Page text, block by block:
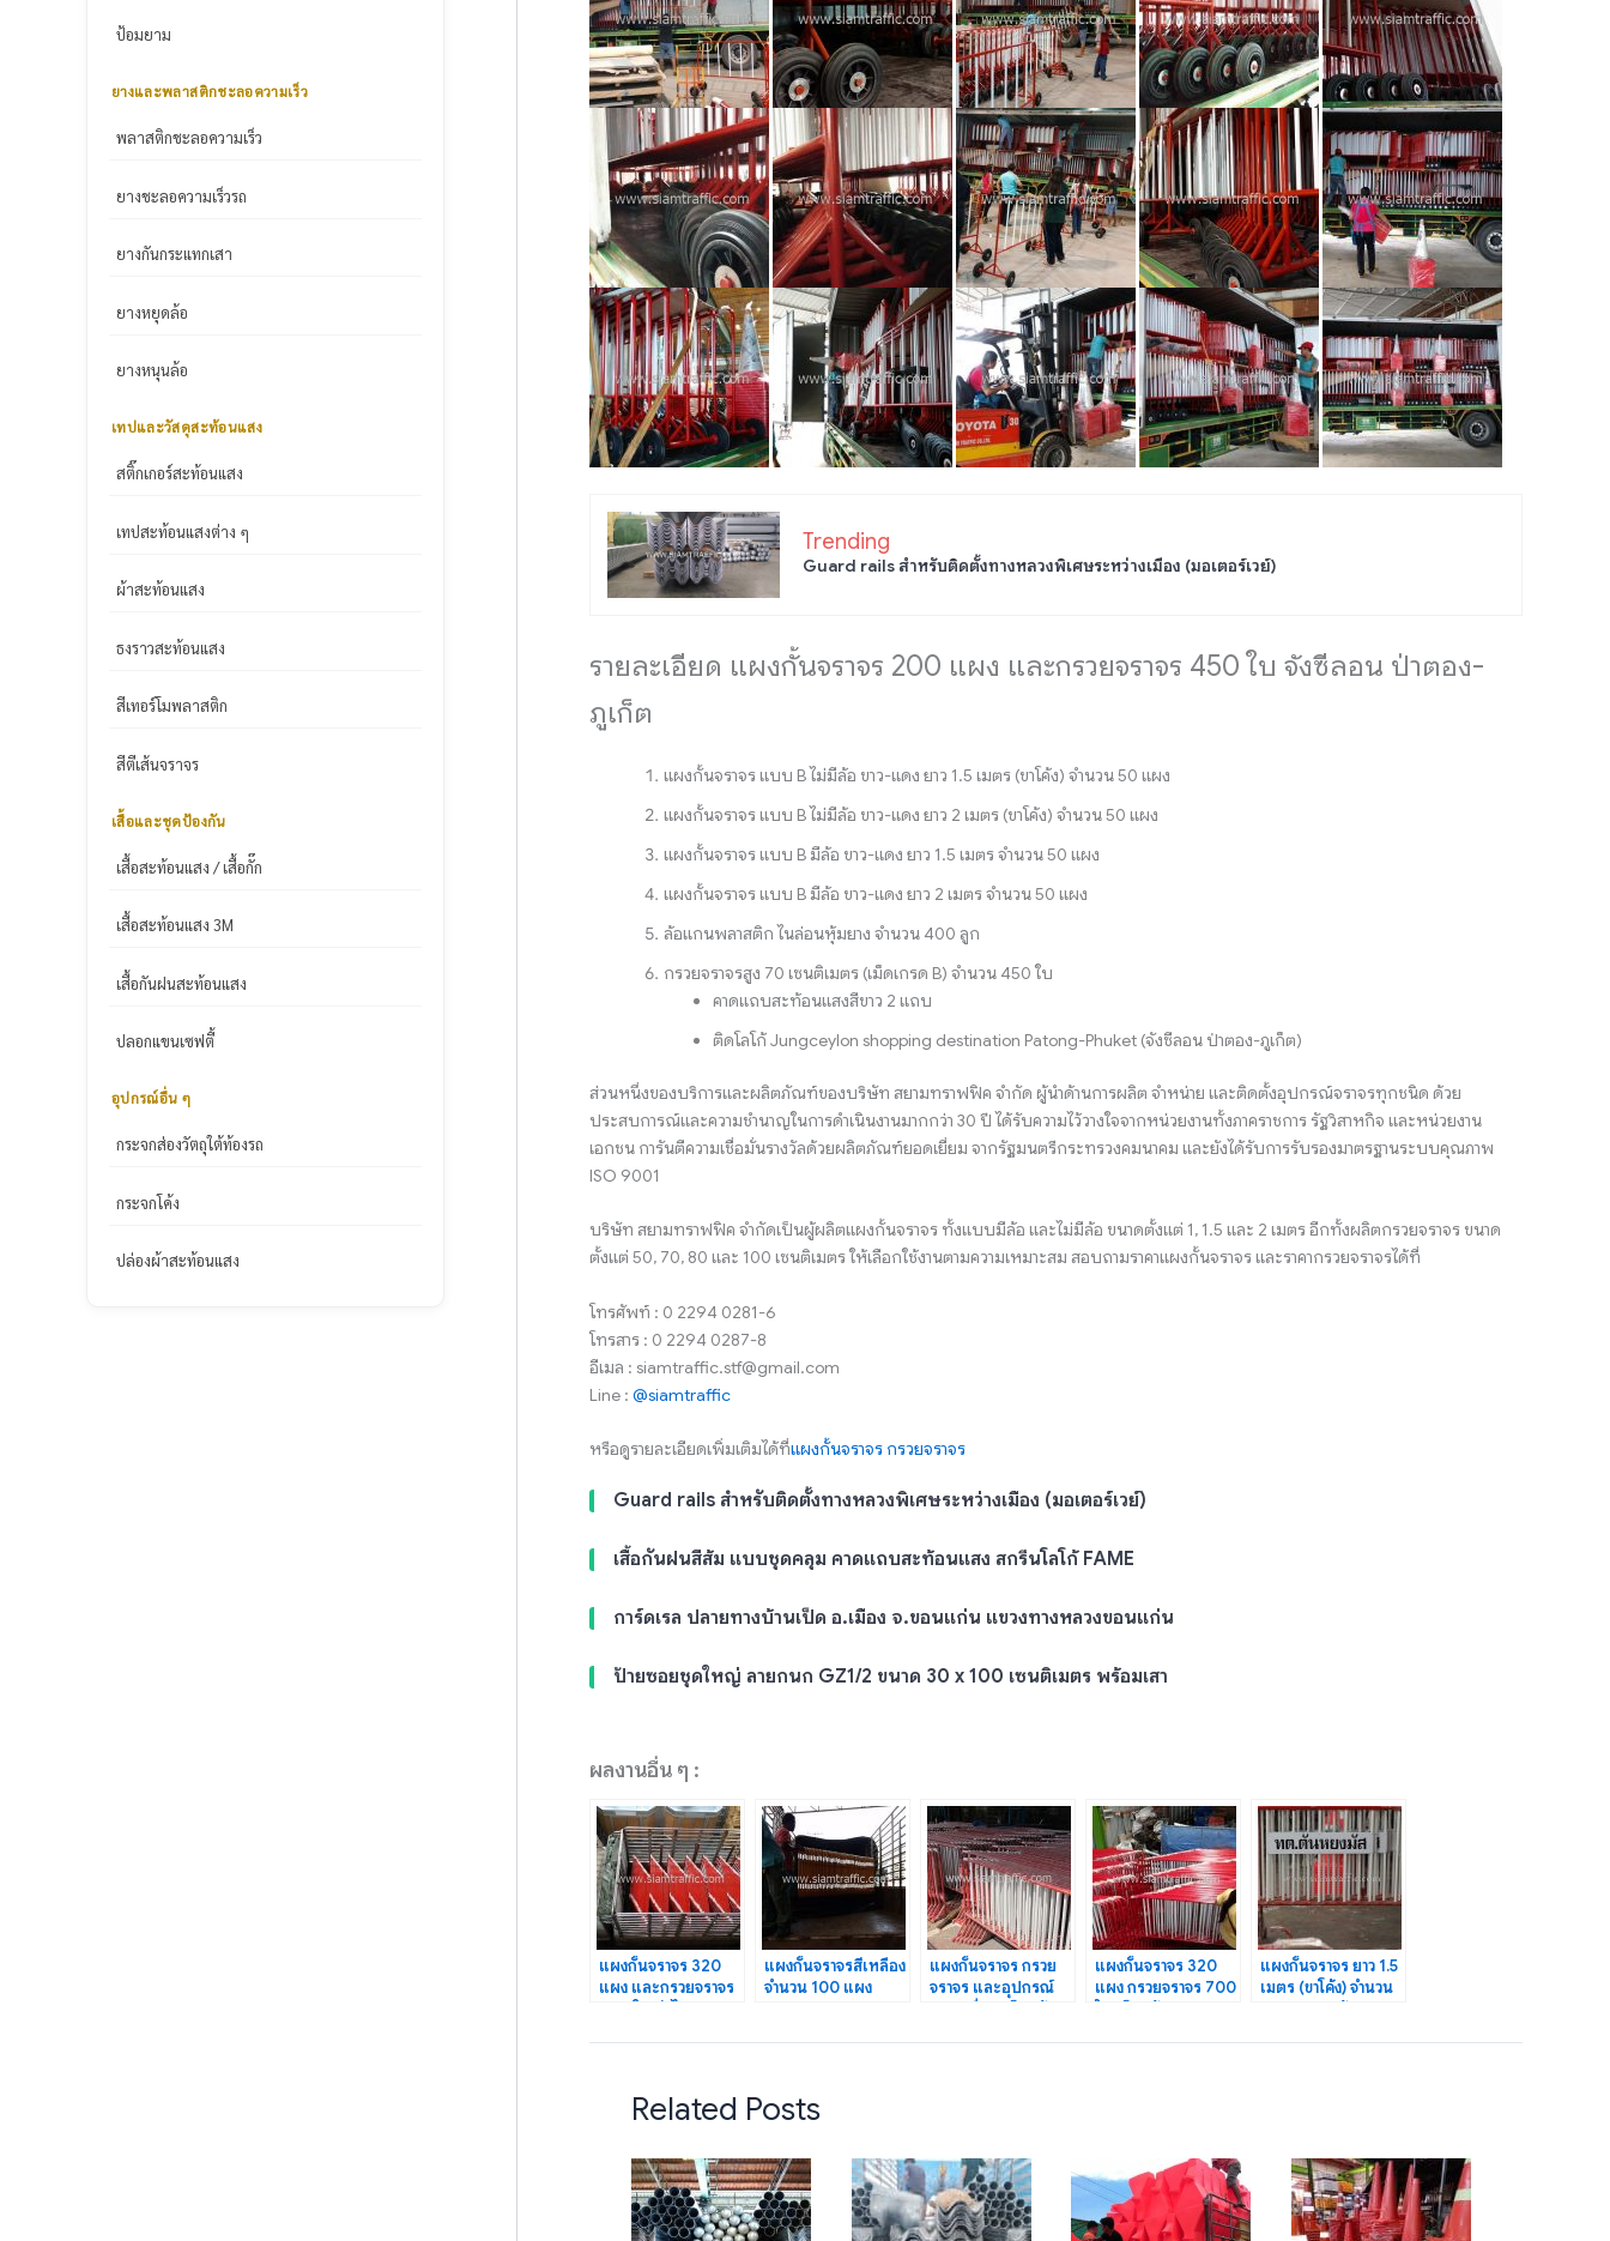
ป้อมยาม
ยางและพลาสติกชะลอความเร็ว
พลาสติกชะลอความเร็ว
ยางชะลอความเร็วรถ
ยางกันกระแทกเสา
ยางหยุดล้อ
ยางหนุนล้อ
เทปและวัสดุสะท้อนแสง
สติ๊กเกอร์สะท้อนแสง
เทปสะท้อนแสงต่าง ๆ
ผ้าสะท้อนแสง
ธงราวสะท้อนแสง
สีเทอร์โมพลาสติก
สีตีเส้นจราจร
เสื้อและชุดป้องกัน
เสื้อสะท้อนแสง / เสื้อกั๊ก
เสื้อสะท้อนแสง 3M
เสื้อกันฝนสะท้อนแสง
ปลอกแขนเซฟตี้
อุปกรณ์อื่น ๆ
กระจกส่องวัตถุใต้ท้องรถ
กระจกโค้ง
ปล่องผ้าสะท้อนแสง
Trending
Guard rails สำหรับติดตั้งทางหลวงพิเศษระหว่างเมือง (มอเตอร์เวย์)
รายละเอียด แผงกั้นจราจร 200 แผง และกรวยจราจร 450 ใบ จังซีลอน ป่าตอง-
ภูเก็ต
แผงกั้นจราจร แบบ B ไม่มีล้อ ขาว-แดง ยาว 1.5 เมตร (ขาโค้ง) จำนวน 50 แผง
แผงกั้นจราจร แบบ B ไม่มีล้อ ขาว-แดง ยาว 2 เมตร (ขาโค้ง) จำนวน 50 แผง
แผงกั้นจราจร แบบ B มีล้อ ขาว-แดง ยาว 1.5 เมตร จำนวน 50 แผง
แผงกั้นจราจร แบบ B มีล้อ ขาว-แดง ยาว 2 เมตร จำนวน 50 แผง
ล้อแกนพลาสติก ไนล่อนหุ้มยาง จำนวน 400 ลูก
กรวยจราจรสูง 70 เซนติเมตร (เม็ดเกรด B) จำนวน 450 ใบ
คาดแถบสะท้อนแสงสีขาว 2 แถบ
ติดโลโก้ Jungceylon shopping destination Patong-Phuket (จังซีลอน ป่าตอง-ภูเก็ต)
ส่วนหนึ่งของบริการและผลิตภัณฑ์ของบริษัท สยามทราฟฟิค จำกัด ผู้นำด้านการผลิต จำหน่าย และติดตั้งอุปกรณ์จราจรทุกชนิด ด้วย
ประสบการณ์และความชำนาญในการดำเนินงานมากกว่า 30 ปี ได้รับความไว้วางใจจากหน่วยงานทั้งภาคราชการ รัฐวิสาหกิจ และหน่วยงาน
เอกชน การันตีความเชื่อมั่นรางวัลด้วยผลิตภัณฑ์ยอดเยี่ยม จากรัฐมนตรีกระทรวงคมนาคม และยังได้รับการรับรองมาตรฐานระบบคุณภาพ
ISO 9001
บริษัท สยามทราฟฟิค จำกัดเป็นผู้ผลิตแผงกั้นจราจร ทั้งแบบมีล้อ และไม่มีล้อ ขนาดตั้งแต่ 1, 1.5 และ 2 เมตร อีกทั้งผลิตกรวยจราจร ขนาด
ตั้งแต่ 50, 70, 80 และ 100 เซนติเมตร ให้เลือกใช้งานตามความเหมาะสม สอบถามราคาแผงกั้นจราจร และราคากรวยจราจรได้ที่
โทรศัพท์ : 0 2294 0281-6
โทรสาร : 0 2294 0287-8
อีเมล : siamtraffic.stf@gmail.com
Line : @siamtraffic
หรือดูรายละเอียดเพิ่มเติมได้ที่แผงกั้นจราจร กรวยจราจร
Guard rails สำหรับติดตั้งทางหลวงพิเศษระหว่างเมือง (มอเตอร์เวย์)
เสื้อกันฝนสีส้ม แบบชุดคลุม คาดแถบสะท้อนแสง สกรีนโลโก้ FAME
การ์ดเรล ปลายทางบ้านเป็ด อ.เมือง จ.ขอนแก่น แขวงทางหลวงขอนแก่น
ป้ายซอยชุดใหญ่ ลายกนก GZ1/2 ขนาด 30 x 100 เซนติเมตร พร้อมเสา
ผลงานอื่น ๆ :
แผงกั้นจราจร 320
แผง และกรวยจราจร
แผงกั้นจราจรสีเหลือง
จำนวน 100 แผง
แผงกั้นจราจร กรวย
จราจร และอุปกรณ์
แผงกั้นจราจร 320
แผง กรวยจราจร 700
แผงกั้นจราจร ยาว 1.5
เมตร (ขาโค้ง) จำนวน
Related Posts